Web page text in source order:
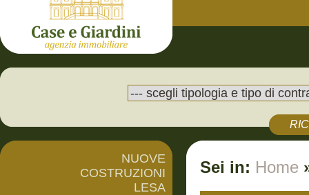
NUOVE
COSTRUZIONI
LESA
Sei in: Home